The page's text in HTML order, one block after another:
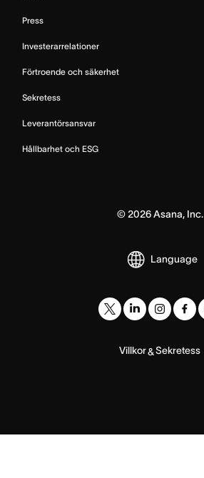
Press
Investerarrelationer
Förtroende och säkerhet
Sekretess
Leverantörsansvar
Hållbarhet och ESG
© 2026Asana, Inc.
Language
Villkor&Sekretess